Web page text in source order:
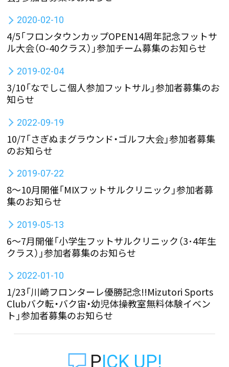
2020-02-10
4/5「フロンタウンカップOPEN14周年記念フットサ
ル大会（O-40クラス）」参加チーム募集のお知らせ
2019-02-04
3/10「なでしこ個人参加フットサル」参加者募集のお
知らせ
2022-09-19
10/7「さぎぬまグラウンド・ゴルフ大会」参加者募集
のお知らせ
2019-07-22
8～10月開催「MIXフットサルクリニック」参加者募
集のお知らせ
2019-05-13
6～7月開催「小学生フットサルクリニック（3･4年生
クラス）」参加者募集のお知らせ
2022-01-10
1/23「川崎フロンターレ優勝記念!!Mizutori Sports
Clubバク転・バク宙・幼児体操教室無料体験イベン
ト」参加者募集のお知らせ
PICK UP!